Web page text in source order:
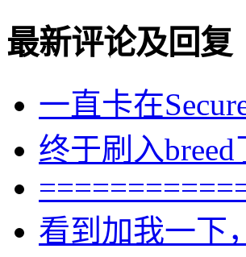
最新评论及回复
一直卡在
终于刷入breed
看到加我一下